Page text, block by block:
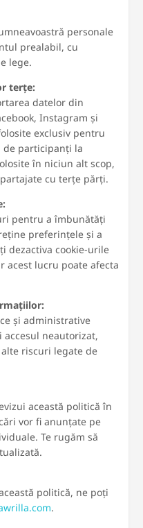
personale
prealabil, cu
lege.
terțe:
datelor din
Instagram și
exclusiv pentru
de participanți la
în niciun alt scop,
cu terțe părți.
pentru a îmbunătăți
preferințele și a
dezactiva cookie-urile
acest lucru poate afecta
și administrative
neautorizat,
riscuri legate de
această politică în
vor fi anunțate pe
Te rugăm să
politică, ne poți
.